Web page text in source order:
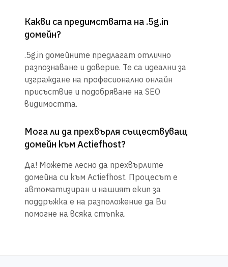
Какви са предимствата на .5g.in
домейн?
.5g.in домейните предлагат отлично
разпознаване и доверие. Те са идеални за
изграждане на професионално онлайн
присъствие и подобряване на SEO
видимостта.
Мога ли да прехвърля съществуващ
домейн към Actiefhost?
Да! Можете лесно да прехвърлите
домейна си към Actiefhost. Процесът е
автоматизиран и нашият екип за
поддръжка е на разположение да Ви
помогне на всяка стъпка.